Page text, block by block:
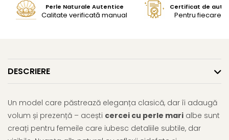
Perle Naturale Autentice
Calitate verificată manual
Certificat de
Pentru fiecare
DESCRIERE
Un model care păstrează eleganța clasică, dar îi adaugă
volum și prezență – acești cercei cu perle mari albe sunt
creați pentru femeile care iubesc detaliile subtile, dar